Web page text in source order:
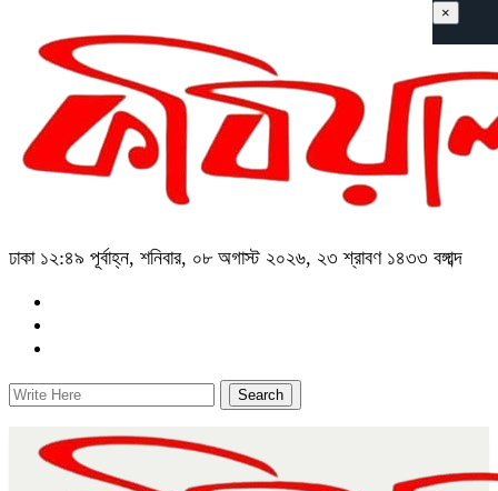
ঢাকা ১২:৪৯ পূর্বাহ্ন, শনিবার, ০৮ অগাস্ট ২০২৬, ২৩ শ্রাবণ ১৪৩৩ বঙ্গাব্দ
×